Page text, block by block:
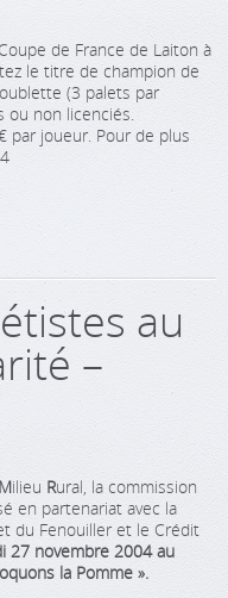
de France de Laiton à
le titre de champion de
(3 palets par
ou non licenciés.
par joueur. Pour de plus
au
–
Milieu Rural, la commission
en partenariat avec la
du Fenouiller et le Crédit
27 novembre 2004 au
la Pomme ».